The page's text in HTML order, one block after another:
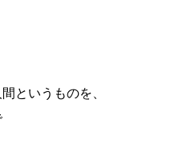
というものを、